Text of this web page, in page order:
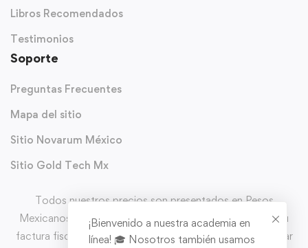
Libros Recomendados
Testimonios
Soporte
Preguntas Frecuentes
Mapa del sitio
Sitio Novarum México
Sitio Gold Tech Mx
Todos nuestros precios son presentados en Pesos
Mexicanos (MXN) y con IVA incluido. Puedes solicitar tu
factura fiscal directo en el carrito de comprar al completar
¡Bienvenido a nuestra academia en
línea! 🎓 Nosotros también usamos